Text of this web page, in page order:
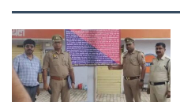
o
o
k
e
r
A
p
p
i
n
k